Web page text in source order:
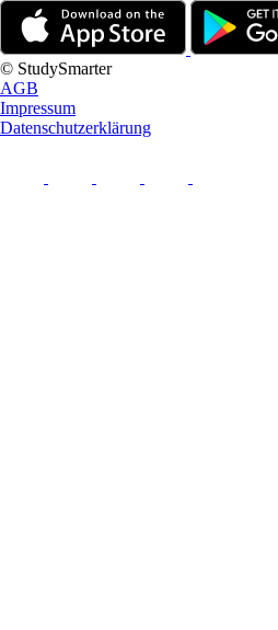
© StudySmarter
AGB
Impressum
Datenschutzerklärung